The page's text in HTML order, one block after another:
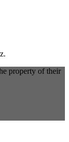
property of their